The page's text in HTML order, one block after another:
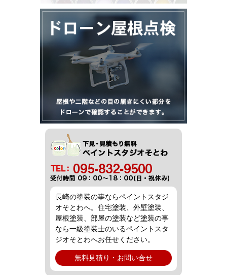
長崎の塗装の事ならペイントスタジ
オそとわへ。住宅塗装、外壁塗装、
屋根塗装、部屋の塗装など塗装の事
なら一級塗装士のいるペイントスタ
ジオそとわへお任せください。
無料見積り・お問い合せ